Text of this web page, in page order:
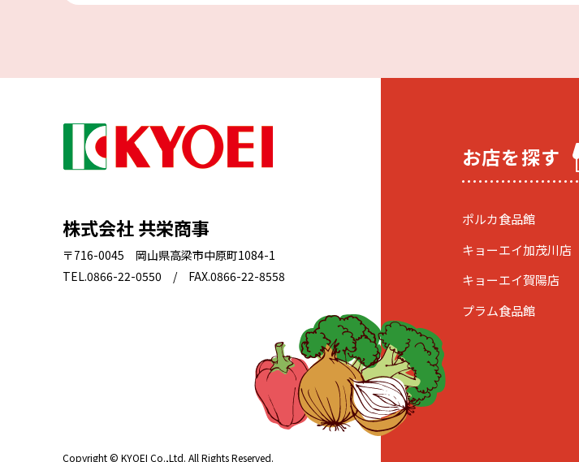
お店を探す
ポルカ食品館
キョーエイ加茂川店
キョーエイ賀陽店
プラム食品館
株式会社 共栄商事
〒716-0045 岡山県高梁市中原町1084-1
TEL.0866-22-0550 / FAX.0866-22-8558
Copyright © KYOEI Co.,Ltd. All Rights Reserved.